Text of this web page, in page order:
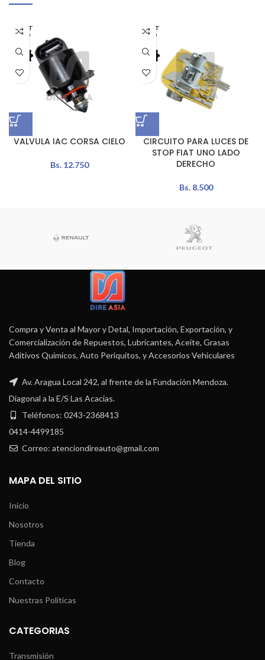
AGOT
ADO
VALVULA IAC CORSA CIELO
Bs.12.750
AGOT
ADO
CIRCUITO PARA LUCES DE
STOP FIAT UNO LADO
DERECHO
Bs.8.500
Compra y Venta al Mayor y Detal, Importación, Exportación, y
Comercialización de Repuestos, Lubricantes, Aceite, Grasas
Aditivos Químicos, Auto Periquitos, y Accesorios Vehiculares
Av. Aragua Local 242, al frente de la Fundación Mendoza.
Diagonal a la E/S Las Acacias.
Teléfonos: 0243-2368413
0414-4499185
Correo: atenciondireauto@gmail.com
MAPA DEL SITIO
Inicio
Nosotros
Tienda
Blog
Contacto
Nuestras Políticas
CATEGORIAS
Transmisión